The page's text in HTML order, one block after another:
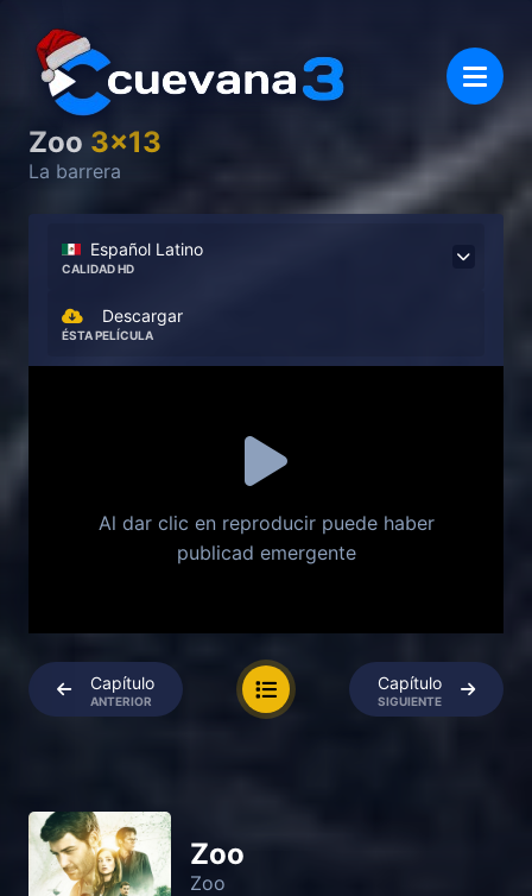
Zoo 3x13
La barrera
Español Latino
CALIDAD HD
Descargar
ÉSTA PELÍCULA
Al dar clic en reproducir puede haber
publicad emergente
Capítulo
ANTERIOR
Capítulo
SIGUIENTE
Zoo
Zoo